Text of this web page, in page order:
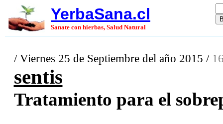
YerbaSana.cl
Sanate con hierbas, Salud Natural
/ Viernes 25 de Septiembre del año 2015 /
sentis
Tratamiento para el